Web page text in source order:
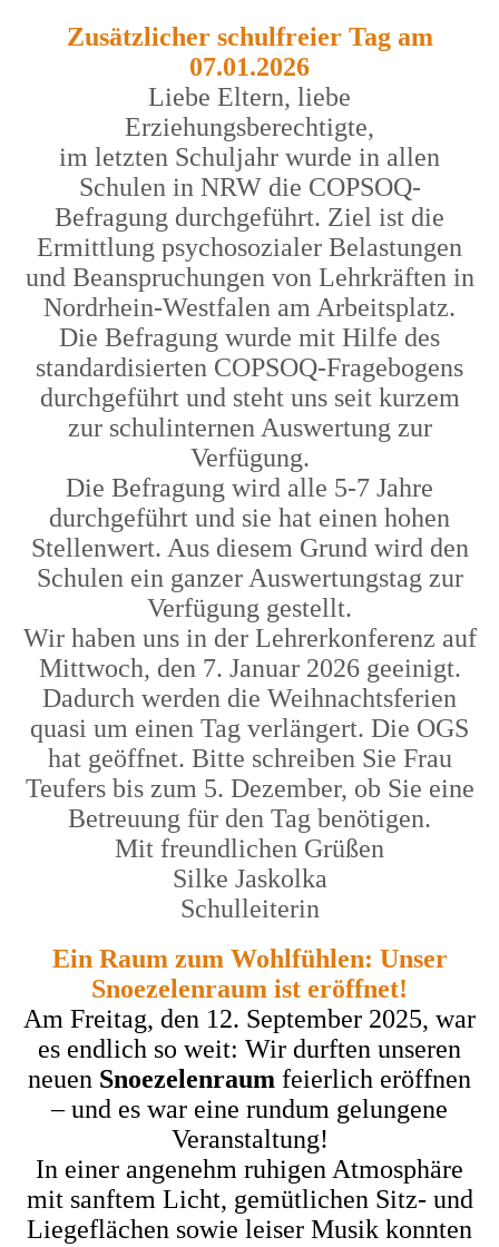
Zusätzlicher schulfreier Tag am
07.01.2026
Liebe Eltern, liebe
Erziehungsberechtigte,
im letzten Schuljahr wurde in allen
Schulen in NRW die COPSOQ-
Befragung durchgeführt. Ziel ist die
Ermittlung psychosozialer Belastungen
und Beanspruchungen von Lehrkräften in
Nordrhein-Westfalen am Arbeitsplatz.
Die Befragung wurde mit Hilfe des
standardisierten COPSOQ-Fragebogens
durchgeführt und steht uns seit kurzem
zur schulinternen Auswertung zur
Verfügung.
Die Befragung wird alle 5-7 Jahre
durchgeführt und sie hat einen hohen
Stellenwert. Aus diesem Grund wird den
Schulen ein ganzer Auswertungstag zur
Verfügung gestellt.
Wir haben uns in der Lehrerkonferenz auf
Mittwoch, den 7. Januar 2026 geeinigt.
Dadurch werden die Weihnachtsferien
quasi um einen Tag verlängert. Die OGS
hat geöffnet. Bitte schreiben Sie Frau
Teufers bis zum 5. Dezember, ob Sie eine
Betreuung für den Tag benötigen.
Mit freundlichen Grüßen
Silke Jaskolka
Schulleiterin
Ein Raum zum Wohlfühlen: Unser
Snoezelenraum ist eröffnet!
Am Freitag, den 12. September 2025, war
es endlich so weit: Wir durften unseren
neuen Snoezelenraum feierlich eröffnen
– und es war eine rundum gelungene
Veranstaltung!
In einer angenehm ruhigen Atmosphäre
mit sanftem Licht, gemütlichen Sitz- und
Liegeflächen sowie leiser Musik konnten